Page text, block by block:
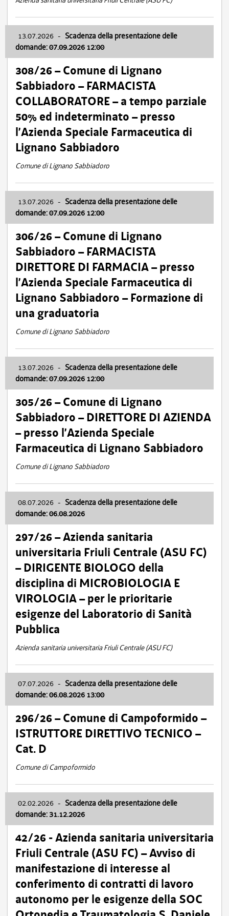
13.07.2026 - Scadenza della presentazione delle
domande: 07.09.2026 12:00
308/26 – Comune di Lignano
Sabbiadoro – FARMACISTA
COLLABORATORE – a tempo parziale
50% ed indeterminato – presso
l’Azienda Speciale Farmaceutica di
Lignano Sabbiadoro
Comune di Lignano Sabbiadoro
13.07.2026 - Scadenza della presentazione delle
domande: 07.09.2026 12:00
306/26 – Comune di Lignano
Sabbiadoro – FARMACISTA
DIRETTORE DI FARMACIA – presso
l’Azienda Speciale Farmaceutica di
Lignano Sabbiadoro – Formazione di
una graduatoria
Comune di Lignano Sabbiadoro
13.07.2026 - Scadenza della presentazione delle
domande: 07.09.2026 12:00
305/26 – Comune di Lignano
Sabbiadoro – DIRETTORE DI AZIENDA
– presso l’Azienda Speciale
Farmaceutica di Lignano Sabbiadoro
Comune di Lignano Sabbiadoro
08.07.2026 - Scadenza della presentazione delle
domande: 06.08.2026
297/26 – Azienda sanitaria
universitaria Friuli Centrale (ASU FC)
– DIRIGENTE BIOLOGO della
disciplina di MICROBIOLOGIA E
VIROLOGIA – per le prioritarie
esigenze del Laboratorio di Sanità
Pubblica
Azienda sanitaria universitaria Friuli Centrale (ASU FC)
07.07.2026 - Scadenza della presentazione delle
domande: 06.08.2026 13:00
296/26 – Comune di Campoformido –
ISTRUTTORE DIRETTIVO TECNICO –
Cat. D
Comune di Campoformido
02.02.2026 - Scadenza della presentazione delle
domande: 31.12.2026
42/26 - Azienda sanitaria universitaria
Friuli Centrale (ASU FC) – Avviso di
manifestazione di interesse al
conferimento di contratti di lavoro
autonomo per le esigenze della SOC